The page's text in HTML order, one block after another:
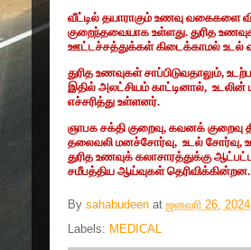
வீட்டில் தயாராகும் உணவு வகைகளை
குறைந்தவையாக உள்ளது. துரித
ஊட்டச்சத்துக்கள் கிடைக்காமல் உடல்
துரித உணவுகள் சாப்பிடுவதாலும்,
இதில் அலட்சியம் காட்டினால், உடலின்
எச்சரித்து உள்ளனர்.
ஞாபக சக்தி குறைவு, கவனக் குறைவு
தலைவலி மனச்சோர்வு, உடல் சோர்வு,
துரித உணவுக் கலாசாரத்துக்கு
சமீபத்திய ஆய்வுகள் தெரிவிக்கின்றன.
By sahabudeen at ஜனவரி 26, 2024
Labels: MEDICAL